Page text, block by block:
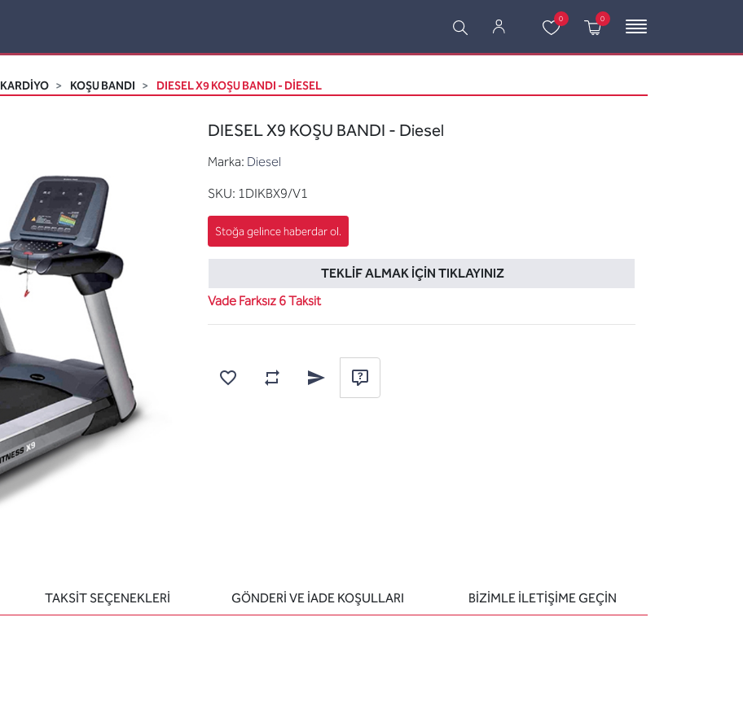
0 0
KARDİYO KOŞU BANDI DIESEL X9 KOŞU BANDI - DIESEL
DIESEL X9 KOŞU BANDI - Diesel
Marka: Diesel
SKU: 1DIKBX9/V1
TEKLIF ALMAK İÇIN TIKLAYINIZ
Vade Farksız 6 Taksit
Favorilere ekle
Karşılaştırma listesine ekle
Arkadaşına e-posta ile gönder
Soru sor
TAKSİT SEÇENEKLERİ GÖNDERİ VE İADE KOŞULLARI BIZIMLE ILETIŞIME GEÇIN